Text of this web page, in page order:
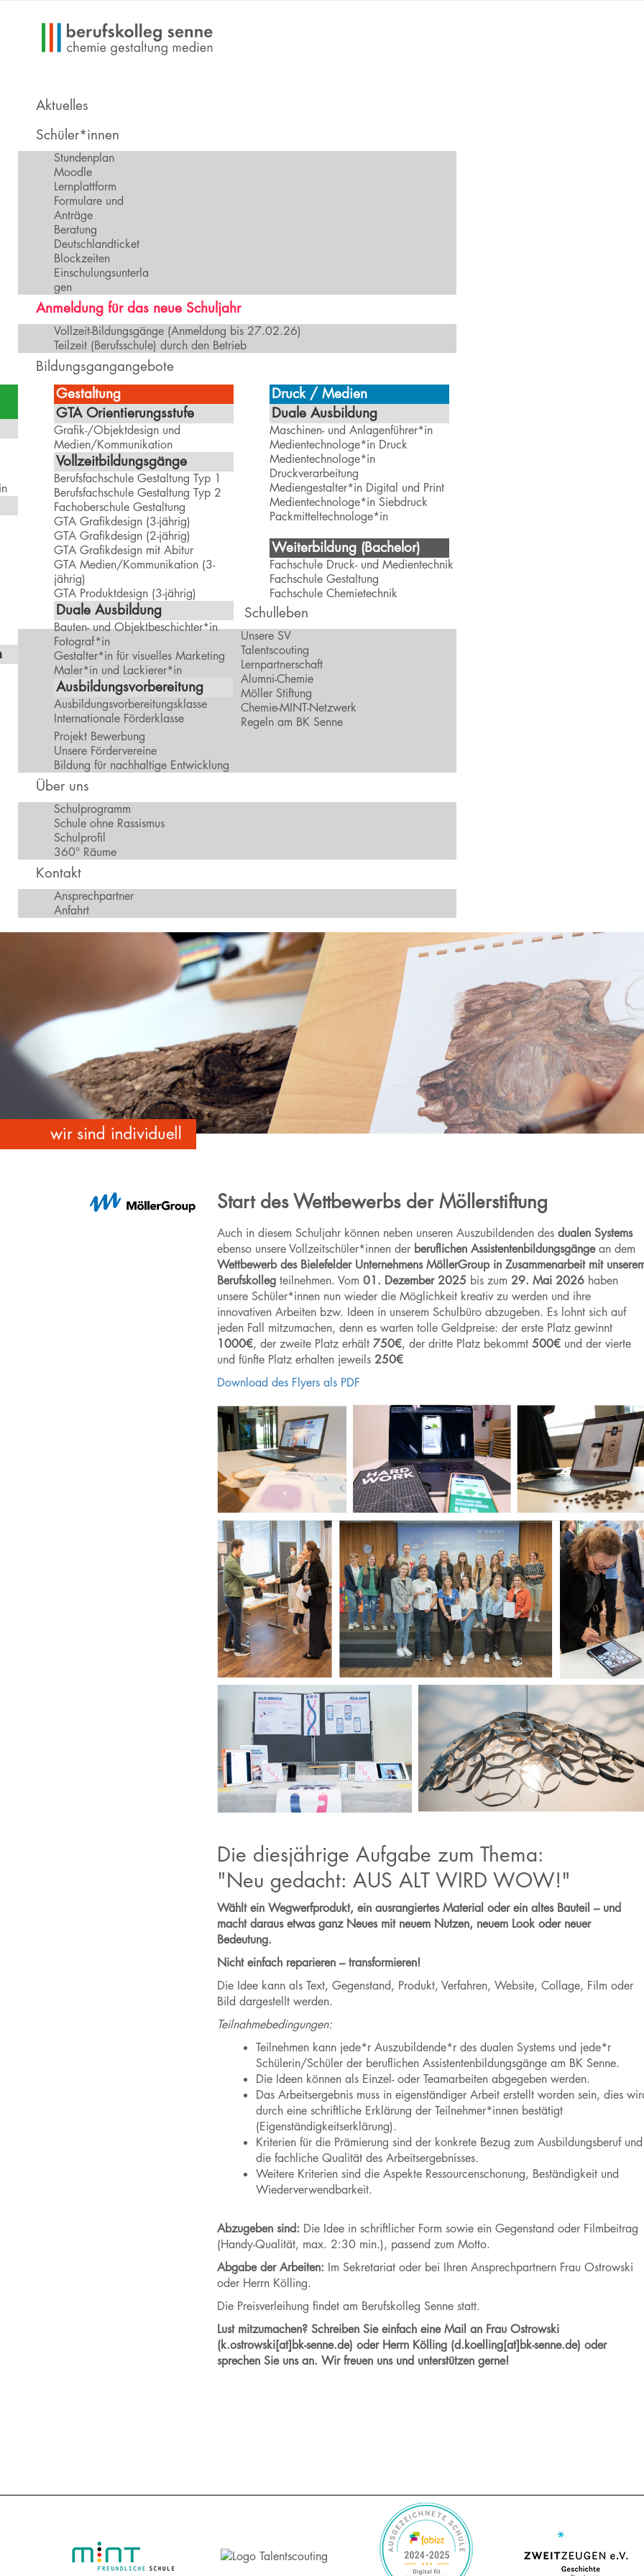
Aktuelles
Schüler*innen
Stundenplan
Moodle
Lernplattform
Formulare und
Anträge
Beratung
Deutschlandticket
Blockzeiten
Einschulungsunterla
gen
Anmeldung für das neue Schuljahr
Vollzeit-Bildungsgänge (Anmeldung bis 27.02.26)
Teilzeit (Berufsschule) durch den Betrieb
Bildungsgangangebote
Gestaltung
GTA Orientierungsstufe
Grafik-/Objektdesign und
Medien/Kommunikation
Vollzeitbildungsgänge
Berufsfachschule Gestaltung Typ 1
Berufsfachschule Gestaltung Typ 2
Fachoberschule Gestaltung
GTA Grafikdesign (3-jährig)
GTA Grafikdesign (2-jährig)
GTA Grafikdesign mit Abitur
GTA Medien/Kommunikation (3-
jährig)
GTA Produktdesign (3-jährig)
Duale Ausbildung
Bauten- und Objektbeschichter*in
Fotograf*in
Gestalter*in für visuelles Marketing
Maler*in und Lackierer*in
Ausbildungsvorbereitung
Ausbildungsvorbereitungsklasse
Internationale Förderklasse
Druck / Medien
Duale Ausbildung
Maschinen- und Anlagenführer*in
Medientechnologe*in Druck
Medientechnologe*in
Druckverarbeitung
Mediengestalter*in Digital und Print
Medientechnologe*in Siebdruck
Packmitteltechnologe*in
Weiterbildung (Bachelor)
Fachschule Druck- und Medientechnik
Fachschule Gestaltung
Fachschule Chemietechnik
Schulleben
Unsere SV
Talentscouting
Lernpartnerschaft
Alumni-Chemie
Möller Stiftung
Chemie-MINT-Netzwerk
Regeln am BK Senne
Projekt Bewerbung
Unsere Fördervereine
Bildung für nachhaltige Entwicklung
Über uns
Schulprogramm
Schule ohne Rassismus
Schulprofil
360° Räume
Kontakt
Ansprechpartner
Anfahrt
Start des Wettbewerbs der Möllerstiftung
Auch in diesem Schuljahr können neben unseren Auszubildenden des dualen Systems
ebenso unsere Vollzeitschüler*innen der beruflichen Assistentenbildungsgängean dem
Wettbewerb des Bielefelder Unternehmens MöllerGroup in Zusammenarbeit mit
Berufskolleg teilnehmen. Vom 01. Dezember 2025 bis zum 29. Mai 2026 haben
unsere Schüler*innen nun wieder die Möglichkeit kreativ zu werden und ihre
innovativen Arbeiten bzw. Ideen in unserem Schulbüro abzugeben. Es lohnt sich auf
jeden Fall mitzumachen, denn es warten tolle Geldpreise: der erste Platz gewinnt
1000€, der zweite Platz erhält 750€, der dritte Platz bekommt 500€ und der vierte
und fünfte Platz erhalten jeweils 250€
Download des Flyers als PDF
Die diesjährige Aufgabe zum Thema:
"Neu gedacht: AUS ALT WIRD WOW!"
Wählt ein Wegwerfprodukt, ein ausrangiertes Material oder ein altes Bauteil – und
macht daraus etwas ganz Neues mit neuem Nutzen, neuem Look oder neuer
Bedeutung.
Nicht einfach reparieren – transformieren!
Die Idee kann als Text, Gegenstand, Produkt, Verfahren, Website, Collage, Film oder
Bild dargestellt werden.
Teilnahmebedingungen:
Teilnehmen kann jede*r Auszubildende*r des dualen Systems und jede*r
Schülerin/Schüler der beruflichen Assistentenbildungsgänge am BK Senne.
Die Ideen können als Einzel- oder Teamarbeiten abgegeben werden.
Das Arbeitsergebnis muss in eigenständiger Arbeit erstellt worden sein, dies
durch eine schriftliche Erklärung der Teilnehmer*innen bestätigt
(Eigenständigkeitserklärung).
Kriterien für die Prämierung sind der konkrete Bezug zum Ausbildungsberuf und
die fachliche Qualität des Arbeitsergebnisses.
Weitere Kriterien sind die Aspekte Ressourcenschonung, Beständigkeit und
Wiederverwendbarkeit.
Abzugeben sind: Die Idee in schriftlicher Form sowie ein Gegenstand oder Filmbeitrag
(Handy-Qualität, max. 2:30 min.), passend zum Motto.
Abgabe der Arbeiten: Im Sekretariat oder bei Ihren Ansprechpartnern Frau Ostrowski
oder Herrn Kölling.
Die Preisverleihung findet am Berufskolleg Senne statt.
Lust mitzumachen? Schreiben Sie einfach eine Mail an Frau Ostrowski
(k.ostrowski[at]bk-senne.de) oder Herrn Kölling (d.koelling[at]bk-senne.de) oder
sprechen Sie uns an. Wir freuen uns und unterstützen gerne!